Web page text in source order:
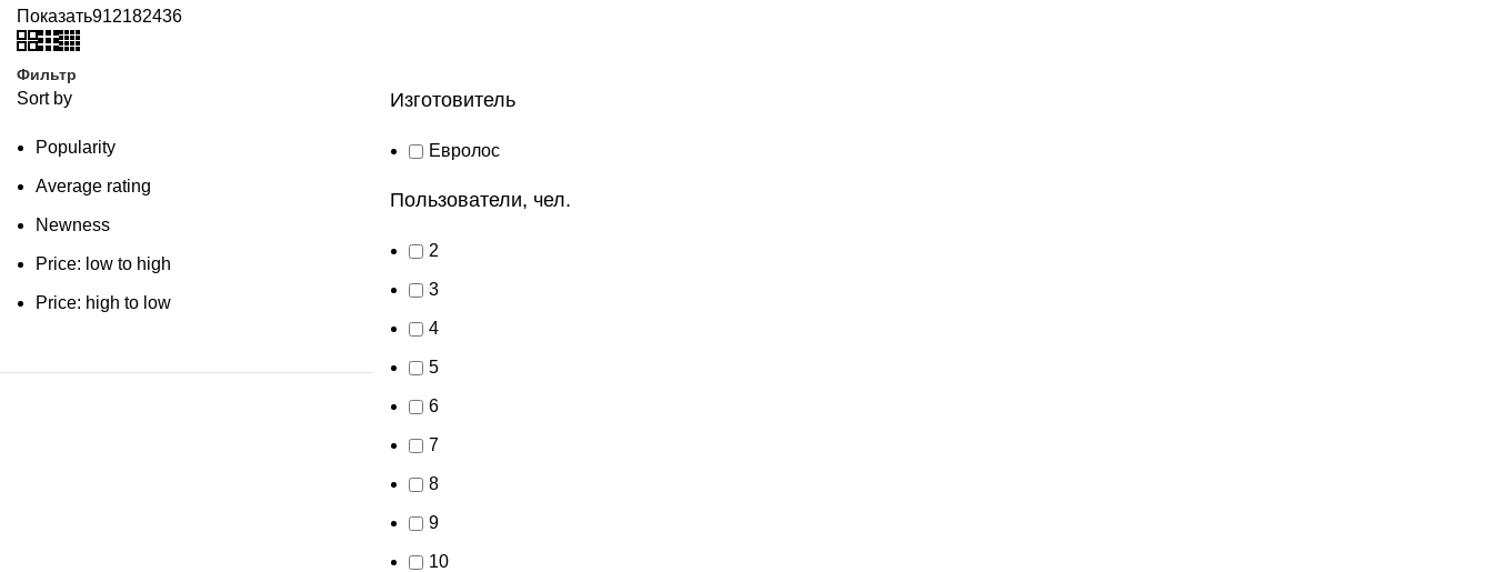
Показать912182436
Фильтр
Sort by
Popularity
Average rating
Newness
Price: low to high
Price: high to low
Изготовитель
Евролос
Пользователи, чел.
2
3
4
5
6
7
8
9
10